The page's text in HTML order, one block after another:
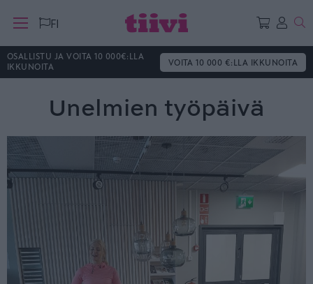
FI Hae
OSALLISTU JA VOITA 10 000€:LLA
IKKUNOITA
VOITA 10 000 €:LLA IKKUNOITA
Unelmien työpäivä